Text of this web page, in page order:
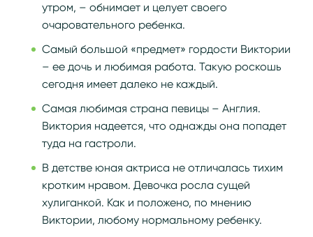
утром, – обнимает и целует своего
очаровательного ребенка.
Самый большой «предмет» гордости Виктории
– ее дочь и любимая работа. Такую роскошь
сегодня имеет далеко не каждый.
Самая любимая страна певицы – Англия.
Виктория надеется, что однажды она попадет
туда на гастроли.
В детстве юная актриса не отличалась тихим
кротким нравом. Девочка росла сущей
хулиганкой. Как и положено, по мнению
Виктории, любому нормальному ребенку.